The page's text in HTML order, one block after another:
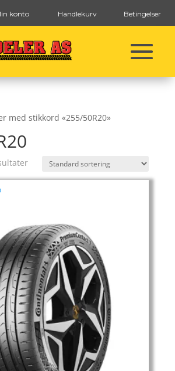
konto Handlekurv Betingelser
med stikkord «255/50R20»